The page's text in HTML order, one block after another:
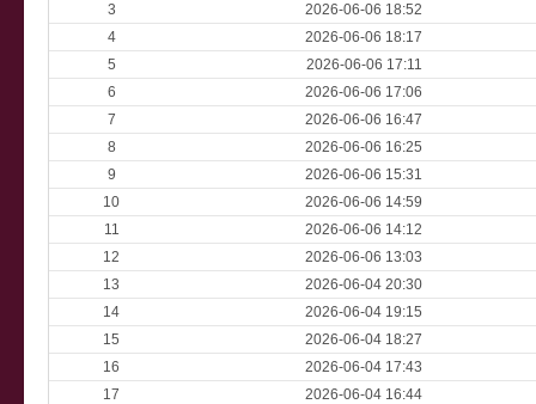
3
2026-06-06 18:52
4
2026-06-06 18:17
5
2026-06-06 17:11
6
2026-06-06 17:06
7
2026-06-06 16:47
8
2026-06-06 16:25
9
2026-06-06 15:31
10
2026-06-06 14:59
11
2026-06-06 14:12
12
2026-06-06 13:03
13
2026-06-04 20:30
14
2026-06-04 19:15
15
2026-06-04 18:27
16
2026-06-04 17:43
17
2026-06-04 16:44